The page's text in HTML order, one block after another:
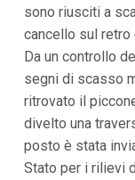
l
M
e
ù
P
i
n
c
i
sono riusciti a
cancello sul retro
Da un controllo
segni di scasso
ritrovato il
divelto una
posto è stata
Stato per i rilievi